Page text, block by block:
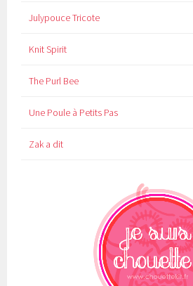
Julypouce Tricote
Knit Spirit
The Purl Bee
Une Poule à Petits Pas
Zak a dit